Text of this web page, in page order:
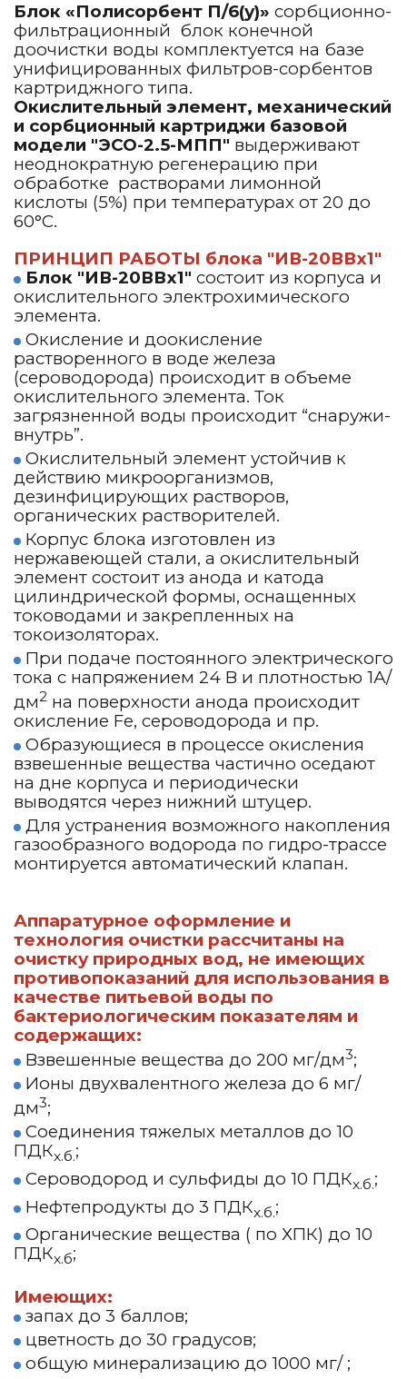
Блок «Полисорбент П/6(у)» сорбционно-
фильтрационный блок конечной
доочистки воды комплектуется на базе
унифицированных фильтров-сорбентов
картриджного типа.
Окислительный элемент, механический
и сорбционный картриджи базовой
модели "ЭСО-2.5-МПП" выдерживают
неоднократную регенерацию при
обработке растворами лимонной
кислоты (5%) при температурах от 20 до
60°С.
ПРИНЦИП РАБОТЫ блока "ИВ-20ВВх1"
Блок "ИВ-20ВВх1" состоит из корпуса и
окислительного электрохимического
элемента.
Окисление и доокисление
растворенного в воде железа
(сероводорода) происходит в объеме
окислительного элемента. Ток
загрязненной воды происходит “снаружи-
внутрь”.
Окислительный элемент устойчив к
действию микроорганизмов,
дезинфицирующих растворов,
органических растворителей.
Корпус блока изготовлен из
нержавеющей стали, а окислительный
элемент состоит из анода и катода
цилиндрической формы, оснащенных
тоководами и закрепленных на
токоизоляторах.
При подаче постоянного электрического
тока с напряжением 24 В и плотностью 1А/
дм2 на поверхности анода происходит
окисление Fe, сероводорода и пр.
Образующиеся в процессе окисления
взвешенные вещества частично оседают
на дне корпуса и периодически
выводятся через нижний штуцер.
Для устранения возможного накопления
газообразного водорода по гидро-трассе
монтируется автоматический клапан.
Аппаратурное оформление и
технология очистки рассчитаны на
очистку природных вод, не имеющих
противопоказаний для использования в
качестве питьевой воды по
бактериологическим показателям и
содержащих:
Взвешенные вещества до 200 мг/дм3;
Ионы двухвалентного железа до 6 мг/
дм3;
Соединения тяжелых металлов до 10
ПДКх.б.;
Сероводород и сульфиды до 10 ПДКх.б.;
Нефтепродукты до 3 ПДКх.б.;
Органические вещества ( по ХПК) до 10
ПДКх.б;
Имеющих:
запах до 3 баллов;
цветность до 30 градусов;
общую минерализацию до 1000 мг/ ;